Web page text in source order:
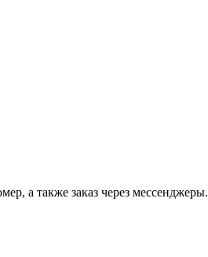
а также заказ через мессенджеры.